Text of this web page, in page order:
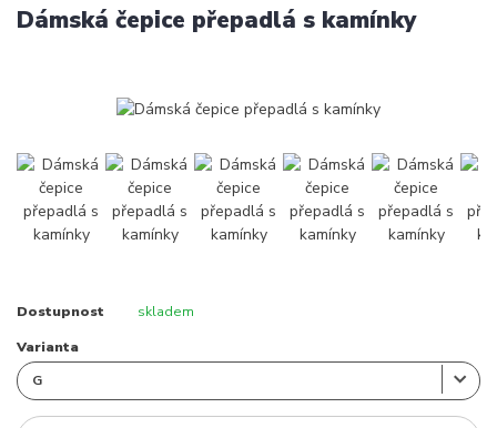
Dámská čepice přepadlá s kamínky
Dostupnost skladem
Varianta